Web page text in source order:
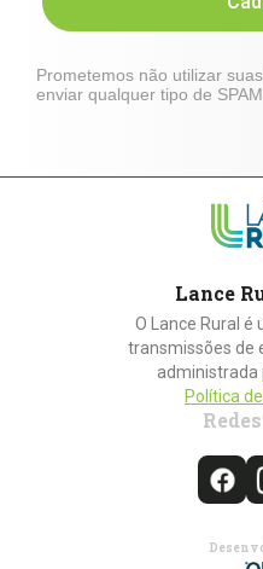
Prometemos não utilizar
enviar qualquer tipo de SPAM.
Lance
O Lance Rural
transmissões de
administrada
Política